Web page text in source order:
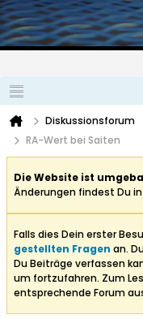
Diskussionsforum
RA-Wert bei Saiten
Die Website ist
Änderungen findest Du
Falls dies Dein erster
gestellten Fragen an.
Du Beiträge verfassen
um fortzufahren. Zum
entsprechende Forum